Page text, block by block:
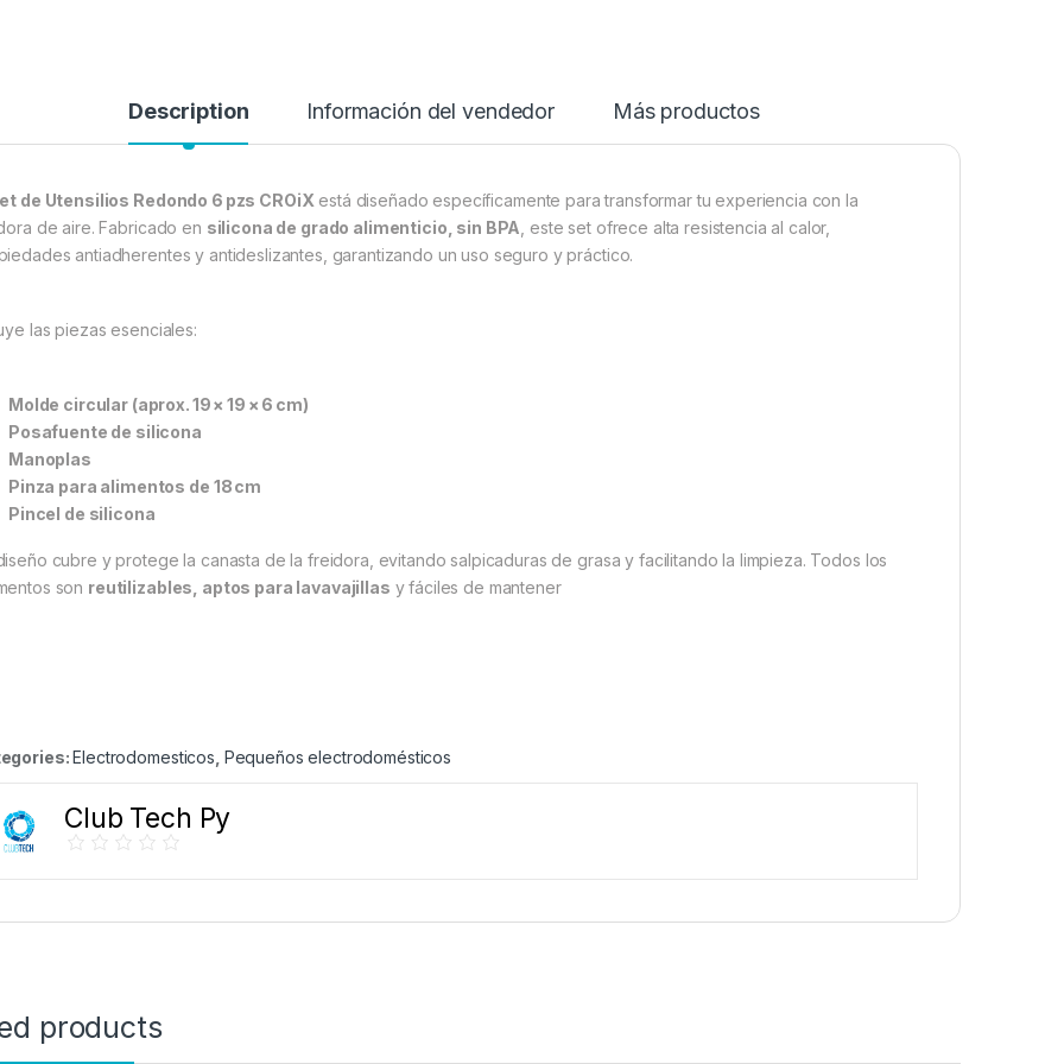
Description Información del vendedor Más productos
de Utensilios Redondo 6 pzs CROiX está diseñado específicamente para transformar tu experiencia con la
de aire. Fabricado en silicona de grado alimenticio, sin BPA , este set ofrece alta resistencia al calor,
antiadherentes y antideslizantes, garantizando un uso seguro y práctico.
las piezas esenciales:
Molde circular (aprox. 19 × 19 × 6 cm)
Posafuente de silicona
Manoplas
Pinza para alimentos de 18 cm
Pincel de silicona
cubre y protege la canasta de la freidora, evitando salpicaduras de grasa y facilitando la limpieza. Todos los
son reutilizables, aptos para lavavajillas y fáciles de mantener
Electrodomesticos Pequeños electrodomésticos
Club Tech Py
products